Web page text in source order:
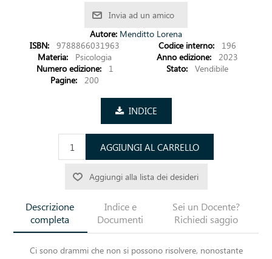
Invia ad un amico
Autore: Menditto Lorena
ISBN:
9788866031963 Codice interno:
196
Materia:
Psicologia Anno edizione:
2023
Numero edizione:
1 Stato:
Vendibile
Pagine:
200
INDICE
AGGIUNGI AL CARRELLO
Aggiungi alla lista dei desideri
Descrizione
completa
Indice e
Documenti
Sei un Docente?
Richiedi saggio
Ci sono drammi che non si possono risolvere, nonostante